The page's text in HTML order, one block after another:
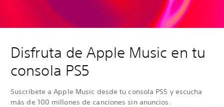
Disfruta de Apple Music en tu
consola PS5
Suscríbete a Apple Music desde tu consola PS5 y escucha
más de 100 millones de canciones sin anuncios.